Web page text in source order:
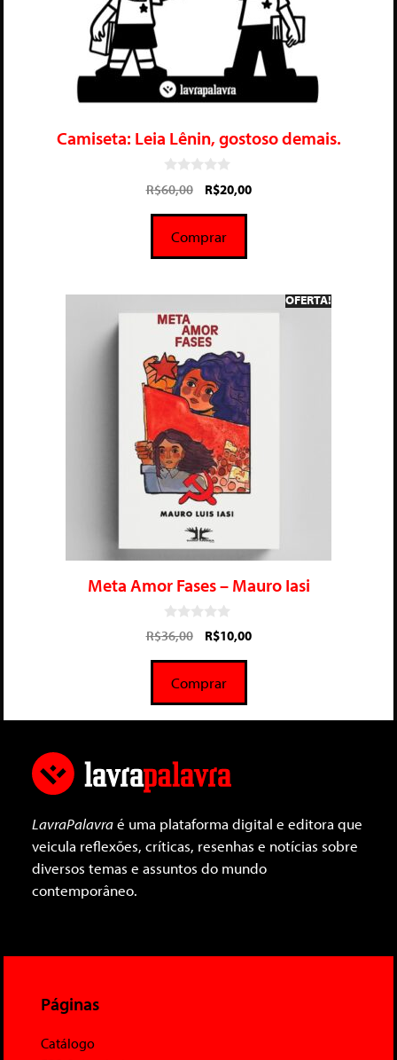
Camiseta: Leia Lênin, gostoso demais.
0
d
5
R$60,00 R$20,00
Comprar
OFERTA!
Meta Amor Fases – Mauro Iasi
0
d
5
R$36,00 R$10,00
Comprar
LavraPalavraé uma plataforma digital e editora que
veicula reflexões, críticas, resenhas e notícias sobre
diversos temas e assuntos do mundo
contemporâneo.
Páginas
Catálogo